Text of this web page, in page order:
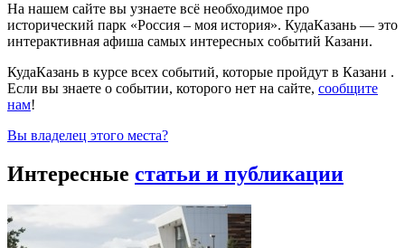
На нашем сайте вы узнаете всё необходимое про
исторический парк «Россия – моя история». КудаКазань — это
интерактивная афиша самых интересных событий Казани.
КудаКазань в курсе всех событий, которые пройдут в Казани .
Если вы знаете о событии, которого нет на сайте, сообщите
нам!
Вы владелец этого места?
Интересные статьи и публикации